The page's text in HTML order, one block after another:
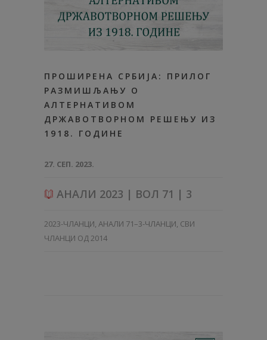
ПРОШИРЕНА СРБИЈА: ПРИЛОГ
РАЗМИШЉАЊУ О
АЛТЕРНАТИВОМ
ДРЖАВОТВОРНОМ РЕШЕЊУ ИЗ
1918. ГОДИНЕ
27. СЕП. 2023.
АНАЛИ 2023 | ВОЛ 71 | 3
2023-ЧЛАНЦИ, АНАЛИ 71–3-ЧЛАНЦИ, СВИ
ЧЛАНЦИ ОД 2014